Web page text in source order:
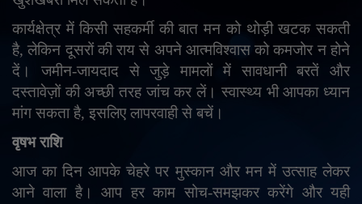
कार्यक्षेत्र में किसी सहकर्मी की बात मन को थोड़ी खटक सकती
है,लेकिन दूसरों की राय से अपने आत्मविश्वास को कमजोर न होने
दें। जमीन-जायदाद से जुड़े मामलों में सावधानी बरतें और
दस्तावेज़ों की अच्छी तरह जांच कर लें। स्वास्थ्य भी आपका ध्यान
मांग सकता है, इसलिए लापरवाही से बचें।
वृषभ राशि
आज का दिन आपके चेहरे पर मुस्कान और मन में उत्साह लेकर
आने वाला है। आप हर काम सोच-समझकर करेंगे और यही